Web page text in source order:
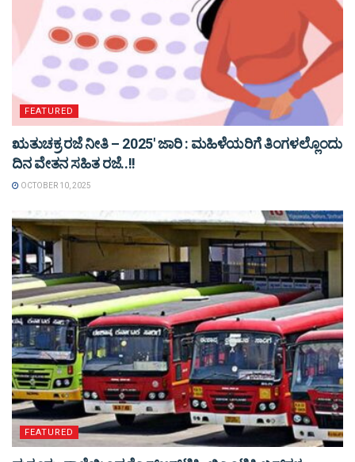
FEATURED
ಋತುಚಕ್ರ ರಜೆ ನೀತಿ – 2025′ ಜಾರಿ : ಮಹಿಳೆಯರಿಗೆ ತಿಂಗಳಲ್ಲೊಂದು
ದಿನ ವೇತನ ಸಹಿತ ರಜೆ..!!
OCTOBER 10, 2025
FEATURED